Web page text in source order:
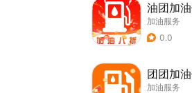
油团加
加油服务
0.0
团团加
加油服务